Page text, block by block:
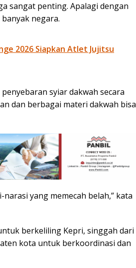
sangat penting. Apalagi dengan
negara.
2026 Siapkan Atlet Jujitsu
syiar dakwah secara
dan berbagai materi dakwah bisa
yang memecah belah,” kata
berkeliling Kepri, singgah dari
kota untuk berkoordinasi dan